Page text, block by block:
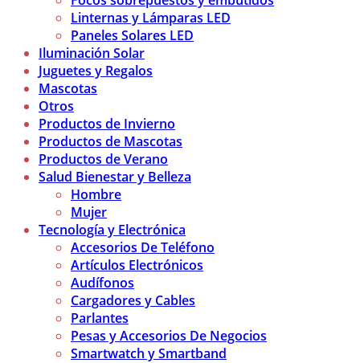
Linternas y Lámparas LED
Paneles Solares LED
Iluminación Solar
Juguetes y Regalos
Mascotas
Otros
Productos de Invierno
Productos de Mascotas
Productos de Verano
Salud Bienestar y Belleza
Hombre
Mujer
Tecnología y Electrónica
Accesorios De Teléfono
Artículos Electrónicos
Audífonos
Cargadores y Cables
Parlantes
Pesas y Accesorios De Negocios
Smartwatch y Smartband